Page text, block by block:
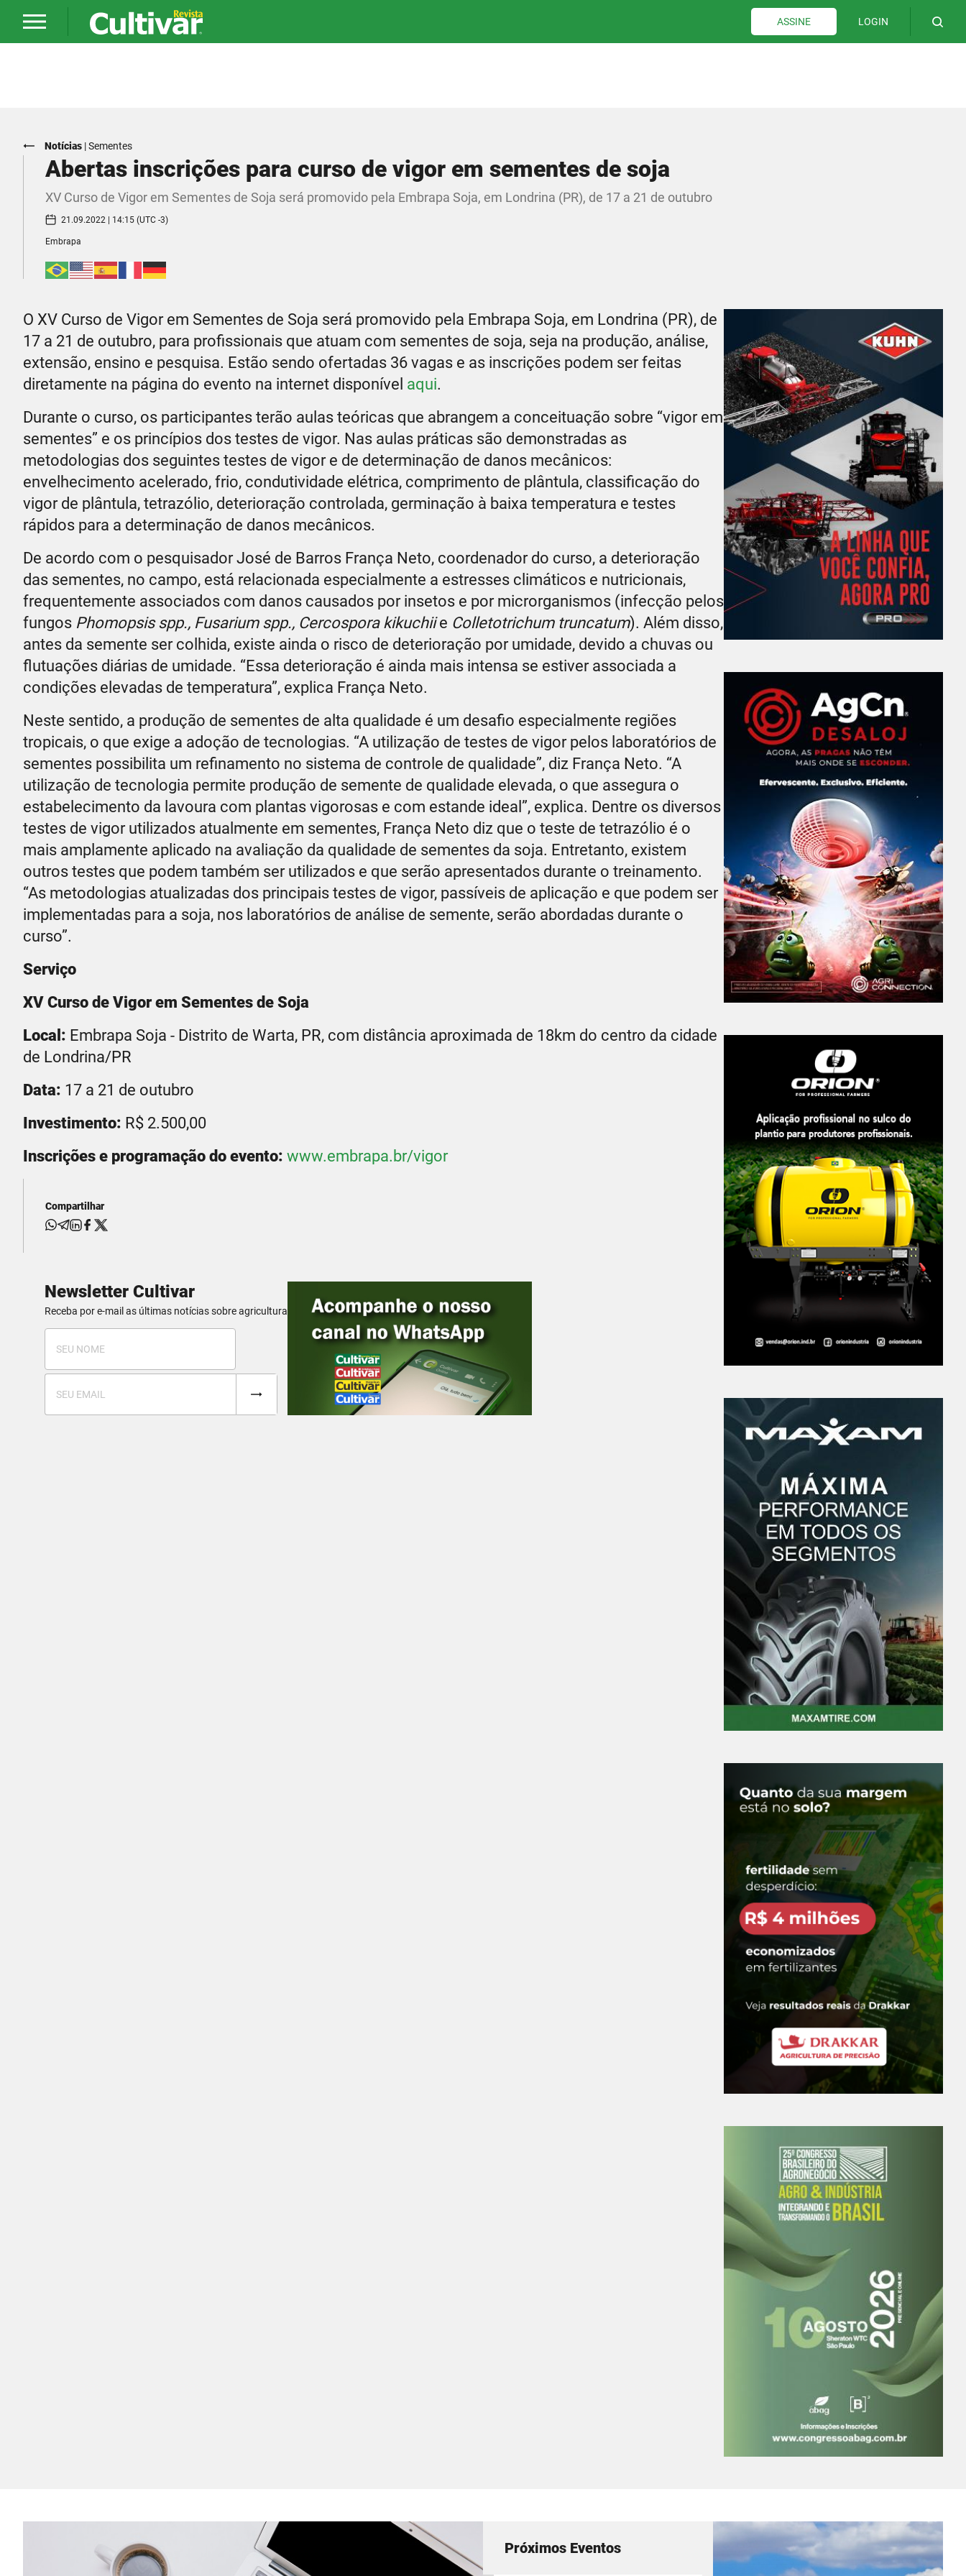
ASSINE LOGIN
Notícias |Sementes
Abertas inscrições para curso de vigor em sementes de soja
XV Curso de Vigor em Sementes de Soja será promovido pela Embrapa Soja, em Londrina (PR), de 17 a 21 de outubro
21.09.2022 | 14:15 (UTC -3)
Embrapa
O XV Curso de Vigor em Sementes de Soja será promovido pela Embrapa Soja, em Londrina (PR), de
17 a 21 de outubro, para profissionais que atuam com sementes de soja, seja na produção, análise,
extensão, ensino e pesquisa. Estão sendo ofertadas 36 vagas e as inscrições podem ser feitas
diretamente na página do evento na internet disponível aqui.
Durante o curso, os participantes terão aulas teóricas que abrangem a conceituação sobre “vigor em
sementes” e os princípios dos testes de vigor. Nas aulas práticas são demonstradas as
metodologias dos seguintes testes de vigor e de determinação de danos mecânicos:
envelhecimento acelerado, frio, condutividade elétrica, comprimento de plântula, classificação do
vigor de plântula, tetrazólio, deterioração controlada, germinação à baixa temperatura e testes
rápidos para a determinação de danos mecânicos.
De acordo com o pesquisador José de Barros França Neto, coordenador do curso, a deterioração
das sementes, no campo, está relacionada especialmente a estresses climáticos e nutricionais,
frequentemente associados com danos causados por insetos e por microrganismos (infecção pelos
fungos Phomopsis spp., Fusarium spp., Cercospora kikuchiie Colletotrichum truncatum). Além disso,
antes da semente ser colhida, existe ainda o risco de deterioração por umidade, devido a chuvas ou
flutuações diárias de umidade. “Essa deterioração é ainda mais intensa se estiver associada a
condições elevadas de temperatura”, explica França Neto.
Neste sentido, a produção de sementes de alta qualidade é um desafio especialmente regiões
tropicais, o que exige a adoção de tecnologias. “A utilização de testes de vigor pelos laboratórios de
sementes possibilita um refinamento no sistema de controle de qualidade”, diz França Neto. “A
utilização de tecnologia permite produção de semente de qualidade elevada, o que assegura o
estabelecimento da lavoura com plantas vigorosas e com estande ideal”, explica. Dentre os diversos
testes de vigor utilizados atualmente em sementes, França Neto diz que o teste de tetrazólio é o
mais amplamente aplicado na avaliação da qualidade de sementes da soja. Entretanto, existem
outros testes que podem também ser utilizados e que serão apresentados durante o treinamento.
“As metodologias atualizadas dos principais testes de vigor, passíveis de aplicação e que podem ser
implementadas para a soja, nos laboratórios de análise de semente, serão abordadas durante o
curso”.
Serviço
XV Curso de Vigor em Sementes de Soja
Local: Embrapa Soja - Distrito de Warta, PR, com distância aproximada de 18km do centro da cidade
de Londrina/PR
Data: 17 a 21 de outubro
Investimento: R$ 2.500,00
Inscrições e programação do evento: www.embrapa.br/vigor
Compartilhar
Newsletter Cultivar
Receba por e-mail as últimas notícias sobre agricultura
Próximos Eventos